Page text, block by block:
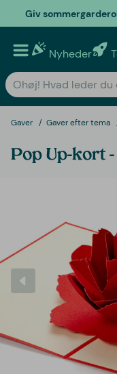
Giv
Nyheder
Gaver Gaver efter tema
Pop Up-kort